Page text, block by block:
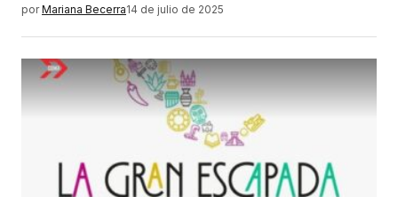
por Mariana Becerra14 de julio de 2025